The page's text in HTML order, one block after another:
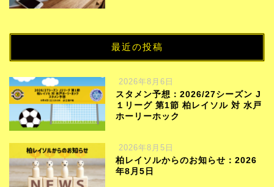
最近の投稿
2026年8月6日
スタメン予想：2026/27シーズン J
１リーグ 第1節 柏レイソル 対 水戸
ホーリーホック
2026年8月5日
柏レイソルからのお知らせ：2026
年8月5日